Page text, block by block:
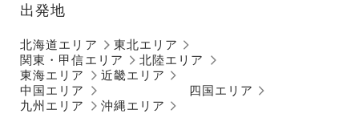
出発地
北海道エリア
東北エリア
関東・甲信エリア
北陸エリア
東海エリア
近畿エリア
中国エリア
四国エリア
九州エリア
沖縄エリア